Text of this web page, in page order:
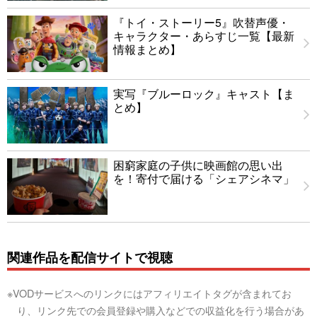
『トイ・ストーリー5』吹替声優・
キャラクター・あらすじ一覧【最新
情報まとめ】
実写『ブルーロック』キャスト【ま
とめ】
困窮家庭の子供に映画館の思い出
を！寄付で届ける「シェアシネマ」
関連作品を配信サイトで視聴
※VODサービスへのリンクにはアフィリエイトタグが含まれてお
り、リンク先での会員登録や購入などでの収益化を行う場合があ